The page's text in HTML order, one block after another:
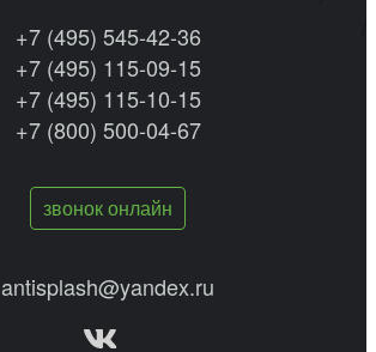
+7 (495) 545-42-36
+7 (495) 115-09-15
+7 (495) 115-10-15
+7 (800) 500-04-67
звонок онлайн
antisplash@yandex.ru